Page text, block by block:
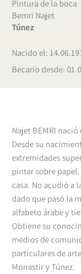
Pintura de la boca
Bemri Najet
Túnez
Nacido el:
Becario desde:
Najet BEMRI
Desde su
extremidades
pintar sobre
casa. No acudió a
dado que pasó la
alfabeto árabe y
Obtiene su
medios de
particulares de
Monastir y Túnez.